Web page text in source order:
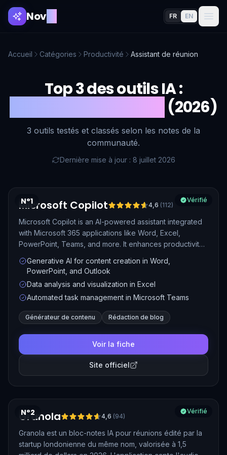
NovAI FR EN
Accueil Catégories Productivité Assistant de réunion
Top 3 des outils IA :
(2026)
3 outils testés et classés selon les notes de la
communauté.
Dernière mise à jour : 8 juillet 2026
N°1 Vérifié
Microsoft Copilot 4,6 (112)
Microsoft Copilot is an AI-powered assistant integrated
with Microsoft 365 applications like Word, Excel,
PowerPoint, Teams, and more. It enhances productivity
automate tasks, and generate insights based on data, all
within familiar tools.
Generative AI for content creation in Word,
PowerPoint, and Outlook
Data analysis and visualization in Excel
Automated task management in Microsoft Teams
Générateur de contenu Rédaction de blog
Voir la fiche
Site officiel
N°2 Vérifié
Granola 4,6 (94)
Granola est un bloc-notes IA pour réunions édité par la
startup londonienne du même nom, valorisée à 1,5